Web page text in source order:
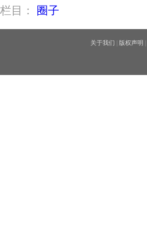
栏目：
圈子
关于我们 版权声明